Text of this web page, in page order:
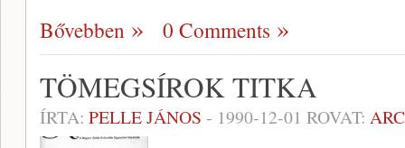
Bővebben 0 Comments
TÖMEGSÍROK TITKA
ÍRTA: PELLE JÁNOS - 1990-12-01 ROVAT: